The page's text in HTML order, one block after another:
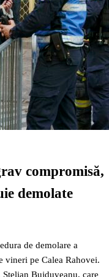
compromisă,
demolate
de demolare a
vineri pe Calea Rahovei.
Bujduveanu, care